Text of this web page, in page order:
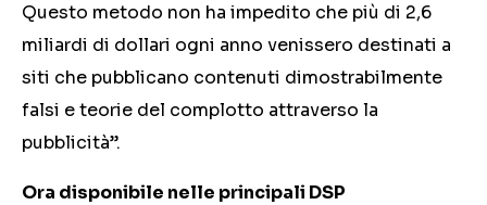
Questo metodo non ha impedito che più di 2,6
miliardi di dollari ogni anno venissero destinati a
siti che pubblicano contenuti dimostrabilmente
falsi e teorie del complotto attraverso la
pubblicità”.
Ora disponibile nelle principali DSP